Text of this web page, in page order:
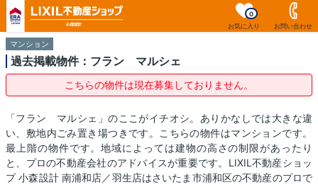
お気に入り
0
お問い合わせ
マンション
過去掲載物件：フラン マルシェ
こちらの物件は現在募集しておりません。
「フラン マルシェ」のここがイチオシ。ありかなしでは大きな違
い、敷地内ごみ置き場つきです。こちらの物件はマンションです。
最上階の物件です。地域によっては建物の高さの制限があったり
と、プロの不動産会社のアドバイスが重要です。LIXIL不動産ショッ
プ 小森設計 南浦和店／羽生店はさいたま市浦和区の不動産のプロで